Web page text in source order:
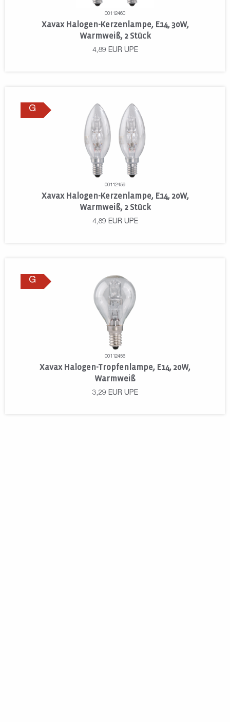
00112460
Xavax Halogen-Kerzenlampe, E14, 30W,
Warmweiß, 2 Stück
4,89 EUR UPE
G
00112459
Xavax Halogen-Kerzenlampe, E14, 20W,
Warmweiß, 2 Stück
4,89 EUR UPE
G
00112456
Xavax Halogen-Tropfenlampe, E14, 20W,
Warmweiß
3,29 EUR UPE